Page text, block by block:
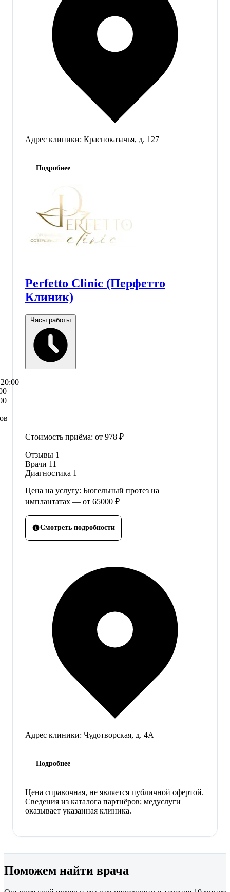
Адрес клиники: Красноказачья, д. 127
Подробнее
Perfetto Clinic (Перфетто
Клиник)
Часы работы
Стоимость приёма: от 978 ₽
Отзывы 1
Врачи 11
Диагностика 1
Цена на услугу: Бюгельный протез на
имплантатах — от 65000 ₽
Смотреть подробности
Адрес клиники: Чудотворская, д. 4А
Подробнее
Цена справочная, не является публичной офертой.
Сведения из каталога партнёров; медуслуги
оказывает указанная клиника.
Поможем найти врача